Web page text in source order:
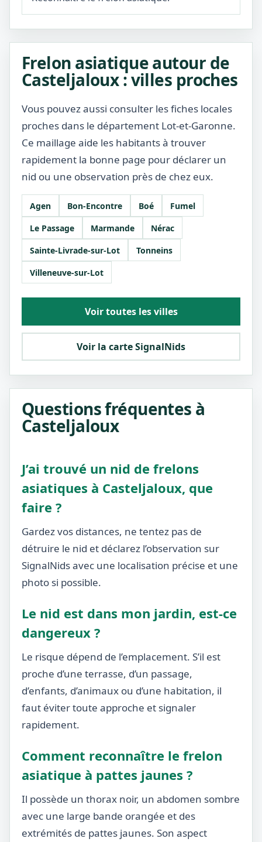
Frelon asiatique autour de
Casteljaloux : villes proches
Vous pouvez aussi consulter les fiches locales
proches dans le département Lot-et-Garonne.
Ce maillage aide les habitants à trouver
rapidement la bonne page pour déclarer un
nid ou une observation près de chez eux.
Agen Bon-Encontre Boé
Fumel
Le Passage
Marmande
Nérac
Sainte-Livrade-sur-Lot
Tonneins
Villeneuve-sur-Lot
Voir toutes les villes
Voir la carte SignalNids
Questions fréquentes à
Casteljaloux
J’ai trouvé un nid de frelons
asiatiques à Casteljaloux, que
faire ?
Gardez vos distances, ne tentez pas de
détruire le nid et déclarez l’observation sur
SignalNids avec une localisation précise et une
photo si possible.
Le nid est dans mon jardin, est-ce
dangereux ?
Le risque dépend de l’emplacement. S’il est
proche d’une terrasse, d’un passage,
d’enfants, d’animaux ou d’une habitation, il
faut éviter toute approche et signaler
rapidement.
Comment reconnaître le frelon
asiatique à pattes jaunes ?
Il possède un thorax noir, un abdomen sombre
avec une large bande orangée et des
extrémités de pattes jaunes. Son aspect